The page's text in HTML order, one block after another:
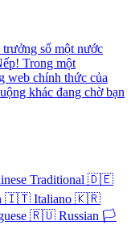
số một nước
Trong một
web chính thức của
khác đang chờ bạn
Traditional 🇩🇪
🇮🇹 Italiano 🇰🇷
🇷🇺 Russian 🏳️